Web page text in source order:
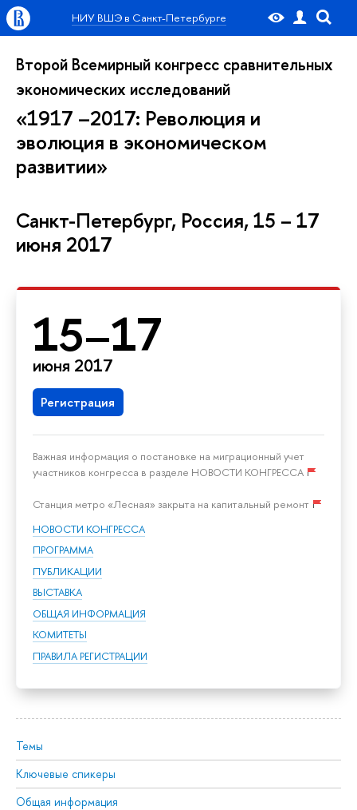
НИУ ВШЭ в Санкт-Петербурге
Второй Всемирный конгресс сравнительных
экономических исследований
«1917 –2017: Революция и
эволюция в экономическом
развитии»
Санкт-Петербург, Россия, 15 – 17
июня 2017
15–17
июня 2017
Регистрация
Важная информация о постановке на миграционный учет
участников конгресса в разделе НОВОСТИ КОНГРЕССА
Станция метро «Лесная» закрыта на капитальный ремонт
НОВОСТИ КОНГРЕССА
ПРОГРАММА
ПУБЛИКАЦИИ
ВЫСТАВКА
ОБЩАЯ ИНФОРМАЦИЯ
КОМИТЕТЫ
ПРАВИЛА РЕГИСТРАЦИИ
Темы
Ключевые спикеры
Общая информация